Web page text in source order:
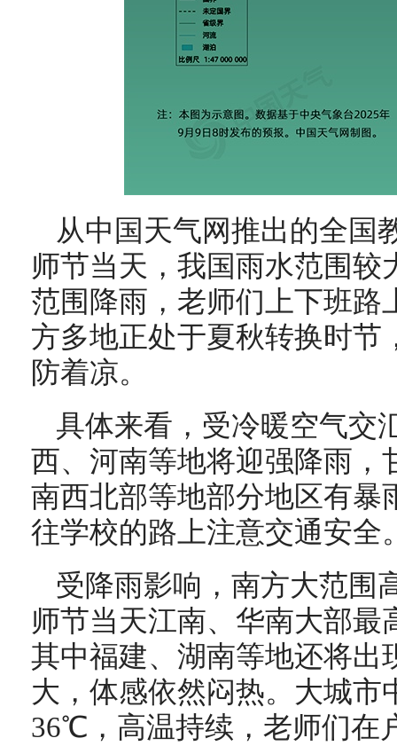
从中国天气网推出的全国
师节当天，我国雨水范围较
范围降雨，老师们上下班路
方多地正处于夏秋转换时节
防着凉。
具体来看，受冷暖空气交
西、河南等地将迎强降雨，
南西北部等地部分地区有暴
往学校的路上注意交通安全
受降雨影响，南方大范围
师节当天江南、华南大部
其中福建、湖南等地还将出
大，体感依然闷热。大城市
36℃，高温持续 ，老师们